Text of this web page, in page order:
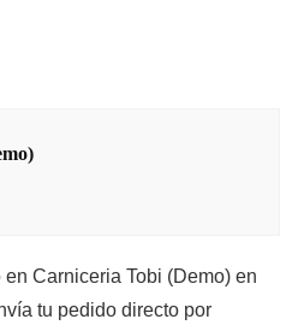
Carniceria Tobi (Demo) en
tu pedido directo por